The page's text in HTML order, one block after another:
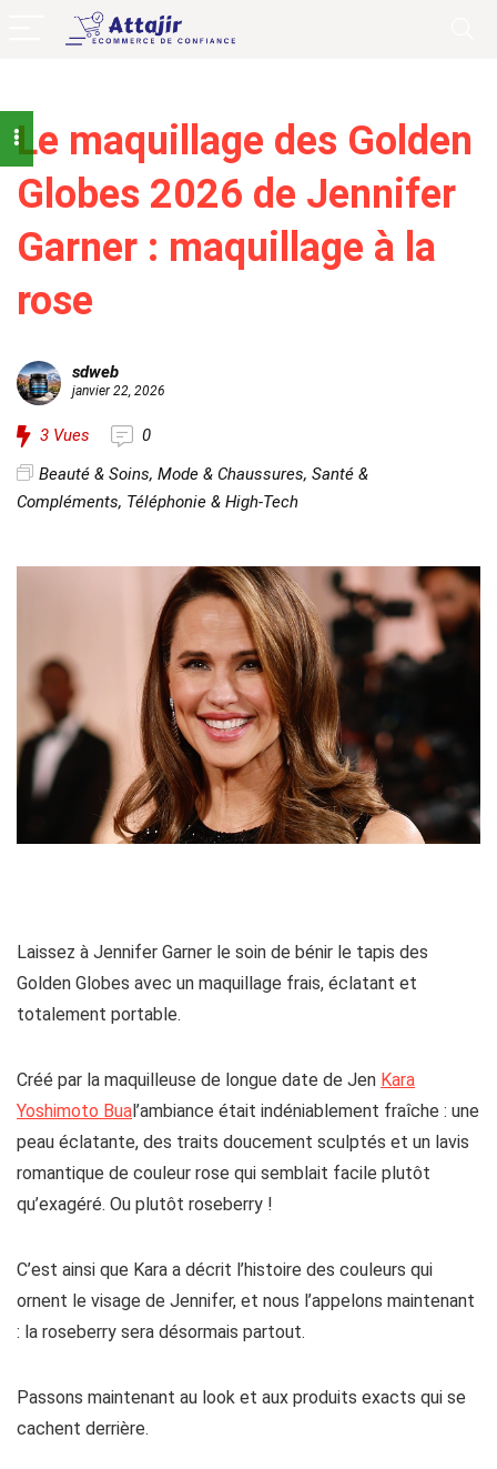
Le maquillage des Golden
Globes 2026 de Jennifer
Garner : maquillage à la
rose
sdweb
janvier 22, 2026
3 Vues
0
Beauté & Soins, Mode & Chaussures, Santé &
Compléments, Téléphonie & High-Tech
Laissez à Jennifer Garner le soin de bénir le tapis des
Golden Globes avec un maquillage frais, éclatant et
totalement portable.
Créé par la maquilleuse de longue date de Jen Kara
Yoshimoto Bual’ambiance était indéniablement fraîche : une
peau éclatante, des traits doucement sculptés et un lavis
romantique de couleur rose qui semblait facile plutôt
qu’exagéré. Ou plutôt roseberry !
C’est ainsi que Kara a décrit l’histoire des couleurs qui
ornent le visage de Jennifer, et nous l’appelons maintenant
: la roseberry sera désormais partout.
Passons maintenant au look et aux produits exacts qui se
cachent derrière.